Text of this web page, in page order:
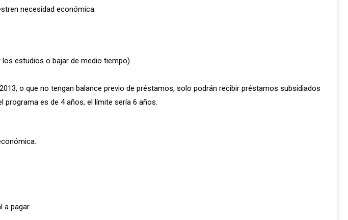
necesidad económica.
estudios o bajar de medio tiempo).
o que no tengan balance previo de préstamos, solo podrán recibir préstamos subsidiados
programa es de 4 años, el límite sería 6 años.
a pagar.